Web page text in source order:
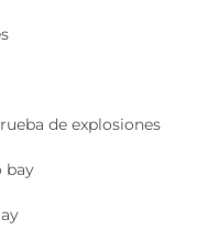
de explosiones
bay